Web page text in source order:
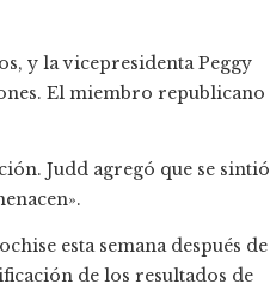
y la vicepresidenta Peggy
El miembro republicano
Judd agregó que se sintió
esta semana después de
de los resultados de